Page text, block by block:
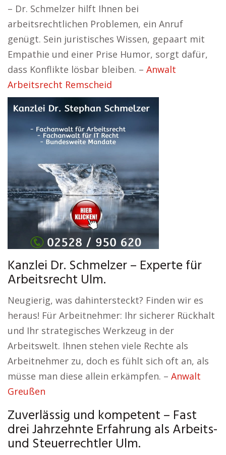
– Dr. Schmelzer hilft Ihnen bei
arbeitsrechtlichen Problemen, ein Anruf
genügt. Sein juristisches Wissen, gepaart mit
Empathie und einer Prise Humor, sorgt dafür,
dass Konflikte lösbar bleiben. – Anwalt
Arbeitsrecht Remscheid
Kanzlei Dr. Schmelzer – Experte für
Arbeitsrecht Ulm.
Neugierig, was dahintersteckt? Finden wir es
heraus! Für Arbeitnehmer: Ihr sicherer Rückhalt
und Ihr strategisches Werkzeug in der
Arbeitswelt. Ihnen stehen viele Rechte als
Arbeitnehmer zu, doch es fühlt sich oft an, als
müsse man diese allein erkämpfen. – Anwalt
Greußen
Zuverlässig und kompetent – Fast
drei Jahrzehnte Erfahrung als Arbeits-
und Steuerrechtler Ulm.